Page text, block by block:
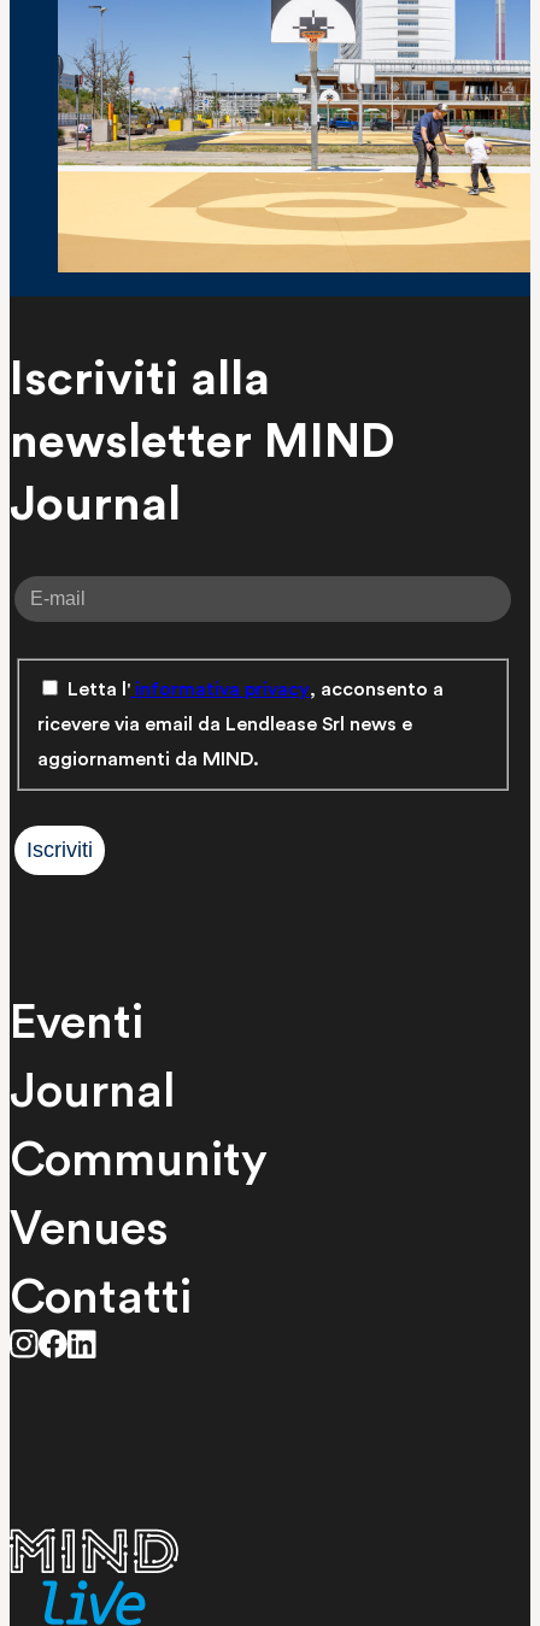
nuovi campi firmati StepOut
Iscriviti alla
newsletter MIND
Journal
Letta l' informativa privacy, acconsento a
ricevere via email da Lendlease Srl news e
aggiornamenti da MIND.
Eventi
Journal
Community
Venues
Contatti